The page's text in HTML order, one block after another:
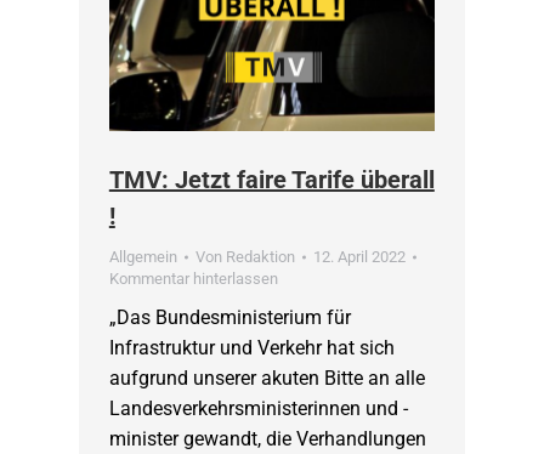
TMV: Jetzt faire Tarife überall
!
Allgemein Von Redaktion
12. April 2022
Kommentar hinterlassen
„Das Bundesministerium für
Infrastruktur und Verkehr hat sich
aufgrund unserer akuten Bitte an alle
Landesverkehrsministerinnen und -
minister gewandt, die Verhandlungen